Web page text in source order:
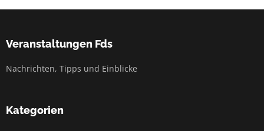
Veranstaltungen Fds
Nachrichten, Tipps und Einblicke
Kategorien